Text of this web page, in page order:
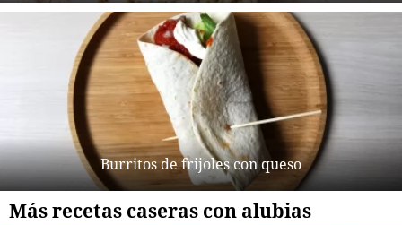
Burritos de frijoles con queso
Más recetas caseras con alubias